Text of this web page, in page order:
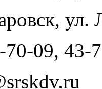
, ул.
70-09, 43-